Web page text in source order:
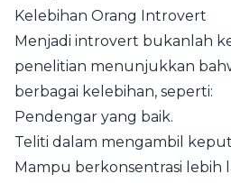
Kelebihan Orang Introvert
Menjadi introvert bukanlah
penelitian menunjukkan
berbagai kelebihan, seperti:
Pendengar yang baik.
Teliti dalam mengambil
Mampu berkonsentrasi lebih